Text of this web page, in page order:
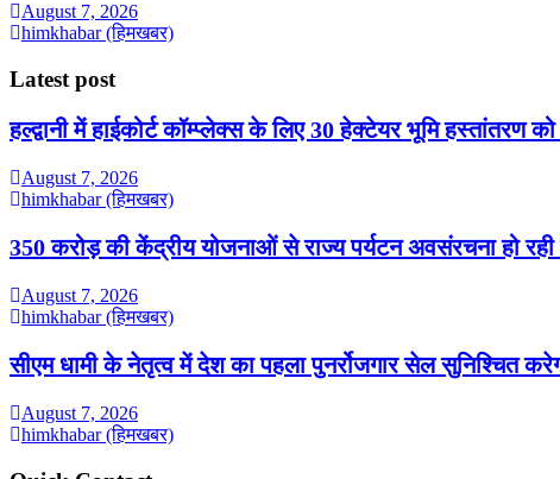
August 7, 2026
himkhabar (हिमखबर)
Latest post
हल्द्वानी में हाईकोर्ट कॉम्प्लेक्स के लिए 30 हेक्टेयर भूमि हस्तांतरण
August 7, 2026
himkhabar (हिमखबर)
350 करोड़ की केंद्रीय योजनाओं से राज्य पर्यटन अवसंरचना हो
August 7, 2026
himkhabar (हिमखबर)
सीएम धामी के नेतृत्व में देश का पहला पुनर्रोजगार सेल सुनिश्चित
August 7, 2026
himkhabar (हिमखबर)